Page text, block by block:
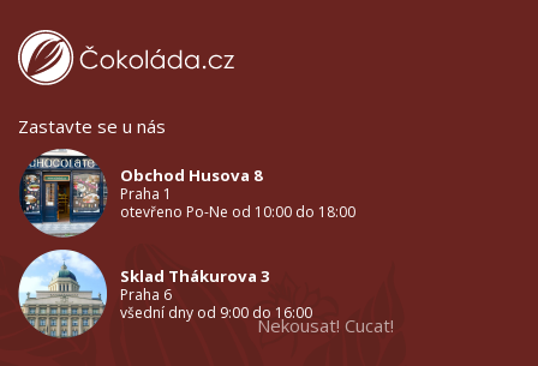
Zastavte se u nás
Obchod Husova 8
Praha 1
otevřeno Po-Ne od 10:00 do 18:00
Sklad Thákurova 3
Praha 6
všední dny od 9:00 do 16:00
Nekousat! Cucat!